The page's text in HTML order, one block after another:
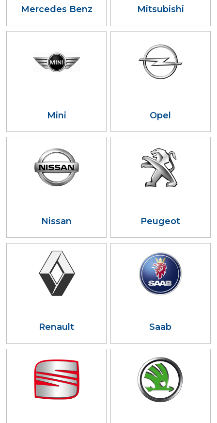
Mercedes Benz Mitsubishi
Mini Opel
Nissan Peugeot
Renault Saab